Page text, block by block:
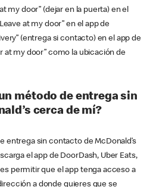
my door” (dejar en la puerta) en el
at my door” en el app de
(entrega si contacto) en el app de
at my door” como la ubicación de
método de entrega sin
cerca de mí?
entrega sin contacto de McDonald’s
el app de DoorDash, Uber Eats,
permitir que el app tenga acceso a
a donde quieres que se